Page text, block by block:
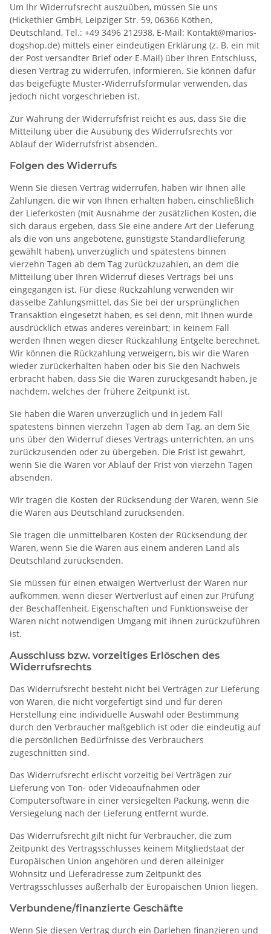
Um Ihr Widerrufsrecht auszuüben, müssen Sie uns
(Hickethier GmbH, Leipziger Str. 59, 06366 Köthen,
Deutschland, Tel.: +49 3496 212938, E-Mail: Kontakt@marios-
dogshop.de) mittels einer eindeutigen Erklärung (z. B. ein mit
der Post versandter Brief oder E-Mail) über Ihren Entschluss,
diesen Vertrag zu widerrufen, informieren. Sie können dafür
das beigefügte Muster-Widerrufsformular verwenden, das
jedoch nicht vorgeschrieben ist.
Zur Wahrung der Widerrufsfrist reicht es aus, dass Sie die
Mitteilung über die Ausübung des Widerrufsrechts vor
Ablauf der Widerrufsfrist absenden.
Folgen des Widerrufs
Wenn Sie diesen Vertrag widerrufen, haben wir Ihnen alle
Zahlungen, die wir von Ihnen erhalten haben, einschließlich
der Lieferkosten (mit Ausnahme der zusätzlichen Kosten, die
sich daraus ergeben, dass Sie eine andere Art der Lieferung
als die von uns angebotene, günstigste Standardlieferung
gewählt haben), unverzüglich und spätestens binnen
vierzehn Tagen ab dem Tag zurückzuzahlen, an dem die
Mitteilung über Ihren Widerruf dieses Vertrags bei uns
eingegangen ist. Für diese Rückzahlung verwenden wir
dasselbe Zahlungsmittel, das Sie bei der ursprünglichen
Transaktion eingesetzt haben, es sei denn, mit Ihnen wurde
ausdrücklich etwas anderes vereinbart; in keinem Fall
werden Ihnen wegen dieser Rückzahlung Entgelte berechnet.
Wir können die Rückzahlung verweigern, bis wir die Waren
wieder zurückerhalten haben oder bis Sie den Nachweis
erbracht haben, dass Sie die Waren zurückgesandt haben, je
nachdem, welches der frühere Zeitpunkt ist.
Sie haben die Waren unverzüglich und in jedem Fall
spätestens binnen vierzehn Tagen ab dem Tag, an dem Sie
uns über den Widerruf dieses Vertrags unterrichten, an uns
zurückzusenden oder zu übergeben. Die Frist ist gewahrt,
wenn Sie die Waren vor Ablauf der Frist von vierzehn Tagen
absenden.
Wir tragen die Kosten der Rücksendung der Waren, wenn Sie
die Waren aus Deutschland zurücksenden.
Sie tragen die unmittelbaren Kosten der Rücksendung der
Waren, wenn Sie die Waren aus einem anderen Land als
Deutschland zurücksenden.
Sie müssen für einen etwaigen Wertverlust der Waren nur
aufkommen, wenn dieser Wertverlust auf einen zur Prüfung
der Beschaffenheit, Eigenschaften und Funktionsweise der
Waren nicht notwendigen Umgang mit ihnen zurückzuführen
ist.
Ausschluss bzw. vorzeitiges Erlöschen des
Widerrufsrechts
Das Widerrufsrecht besteht nicht bei Verträgen zur Lieferung
von Waren, die nicht vorgefertigt sind und für deren
Herstellung eine individuelle Auswahl oder Bestimmung
durch den Verbraucher maßgeblich ist oder die eindeutig auf
die persönlichen Bedürfnisse des Verbrauchers
zugeschnitten sind.
Das Widerrufsrecht erlischt vorzeitig bei Verträgen zur
Lieferung von Ton- oder Videoaufnahmen oder
Computersoftware in einer versiegelten Packung, wenn die
Versiegelung nach der Lieferung entfernt wurde.
Das Widerrufsrecht gilt nicht für Verbraucher, die zum
Zeitpunkt des Vertragsschlusses keinem Mitgliedstaat der
Europäischen Union angehören und deren alleiniger
Wohnsitz und Lieferadresse zum Zeitpunkt des
Vertragsschlusses außerhalb der Europäischen Union liegen.
Verbundene/finanzierte Geschäfte
Wenn Sie diesen Vertrag durch ein Darlehen finanzieren und